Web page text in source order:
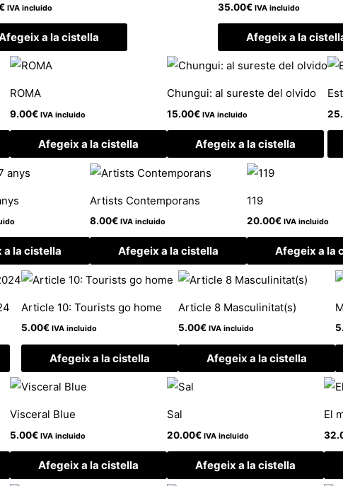
IVA incluido
a la cistella
35.00€ IVA incluido
Afegeix a la
ROMA
9.00€ IVA incluido
Afegeix a la cistella
Chungui: al sureste del olvido
15.00€ IVA incluido
Afegeix a la cistella
a la cistella
Artists Contemporans
8.00€ IVA incluido
Afegeix a la cistella
119
20.00€ IVA incluido
Afegeix a la
Article 10: Tourists go home
5.00€ IVA incluido
Afegeix a la cistella
Article 8 Masculinitat(s)
5.00€ IVA incluido
Afegeix a la cistella
Visceral Blue
5.00€ IVA incluido
Afegeix a la cistella
Sal
20.00€ IVA incluido
Afegeix a la cistella
El